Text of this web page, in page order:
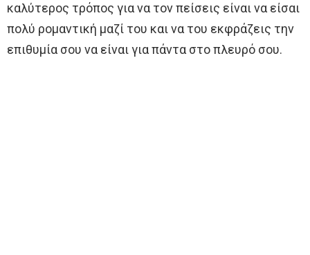
καλύτερος τρόπος για να τον πείσεις είναι να είσαι
πολύ ρομαντική μαζί του και να του εκφράζεις την
επιθυμία σου να είναι για πάντα στο πλευρό σου.